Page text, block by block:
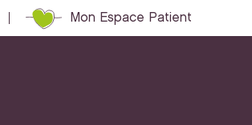
Mon Espace Patient